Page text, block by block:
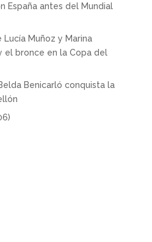
España antes del Mundial
Muñoz y Marina
el bronce en la Copa del
Benicarló conquista la